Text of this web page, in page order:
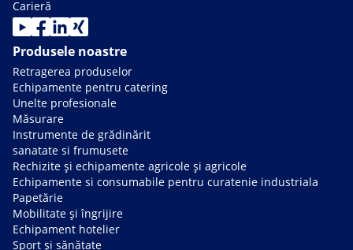
Carieră
Produsele noastre
Retragerea produselor
Echipamente pentru catering
Unelte profesionale
Măsurare
Instrumente de grădinărit
sanatate si frumusete
Rechizite și echipamente agricole și agricole
Echipamente si consumabile pentru curatenie industriala
Papetărie
Mobilitate și îngrijire
Echipament hotelier
Sport și sănătate